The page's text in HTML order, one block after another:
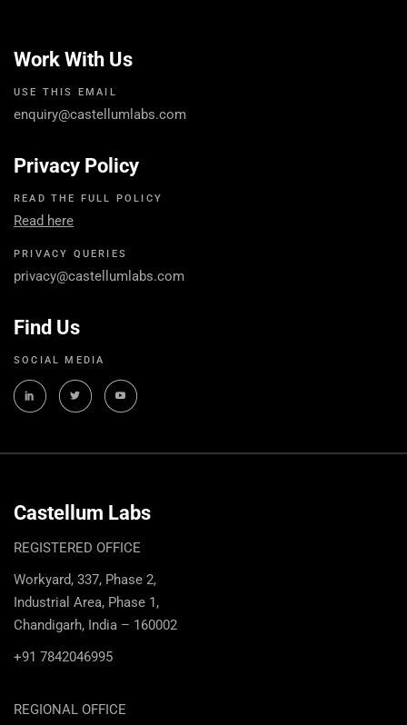
Work With Us
USE THIS EMAIL
enquiry@castellumlabs.com
Privacy Policy
READ THE FULL POLICY
Read here
PRIVACY QUERIES
privacy@castellumlabs.com
Find Us
SOCIAL MEDIA
Castellum Labs
REGISTERED OFFICE
Workyard, 337, Phase 2,
Industrial Area, Phase 1,
Chandigarh, India – 160002
+91 7842046995
REGIONAL OFFICE